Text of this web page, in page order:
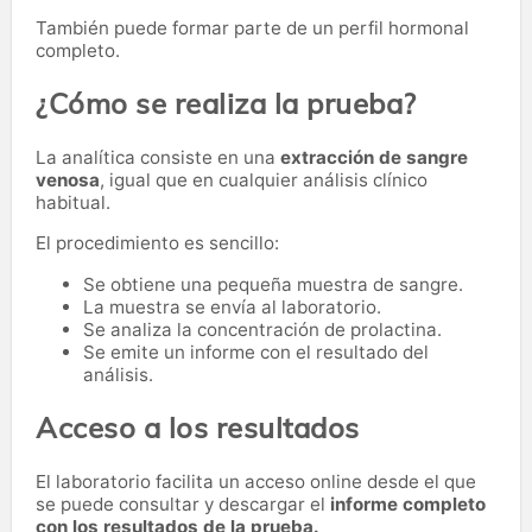
También puede formar parte de un perfil hormonal
completo.
¿Cómo se realiza la prueba?
La analítica consiste en una extracción de sangre
venosa, igual que en cualquier análisis clínico
habitual.
El procedimiento es sencillo:
Se obtiene una pequeña muestra de sangre.
La muestra se envía al laboratorio.
Se analiza la concentración de prolactina.
Se emite un informe con el resultado del
análisis.
Acceso a los resultados
El laboratorio facilita un acceso online desde el que
se puede consultar y descargar el informe completo
con los resultados de la prueba.